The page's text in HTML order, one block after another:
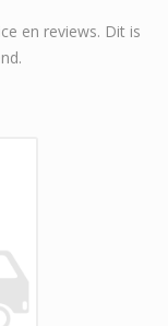
en reviews. Dit is